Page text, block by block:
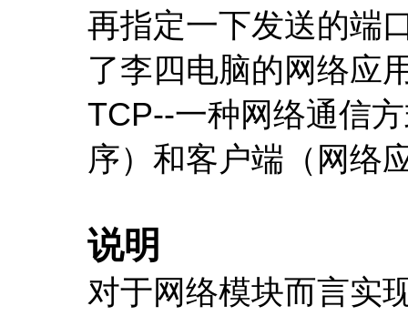
再指定一下发送的端
了李四电脑的网络应
TCP--一种网络通信
序）和客户端（网络
说明
对于网络模块而言实